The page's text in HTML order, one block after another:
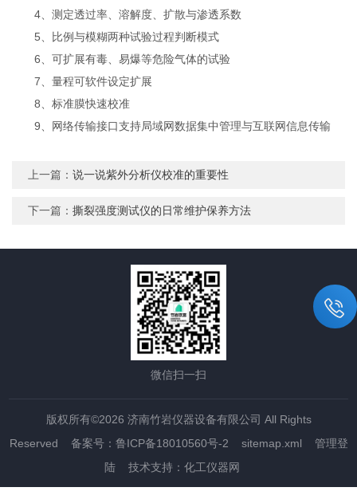
4、测定透过率、溶解度、扩散与渗透系数
5、比例与模糊两种试验过程判断模式
6、可扩展有毒、易爆等危险气体的试验
7、量程可软件设定扩展
8、标准膜快速校准
9、网络传输接口支持局域网数据集中管理与互联网信息传输
上一篇：说一说紫外分析仪校准的重要性
下一篇：撕裂强度测试仪的日常维护保养方法
微信扫一扫
版权所有©2026 济南竹岩仪器设备有限公司 All Rights
Reserved 备案号：鲁ICP备18010560号-2 sitemap.xml
管理登
陆 技术支持： 化工仪器网